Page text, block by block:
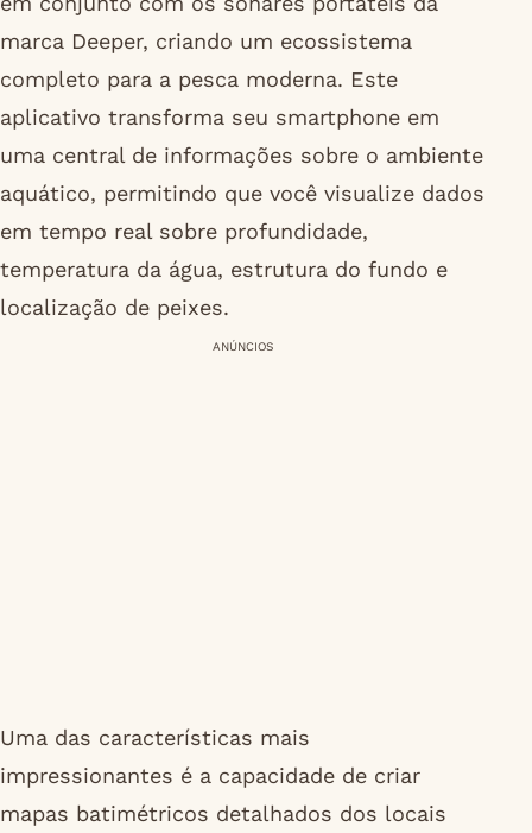
marca Deeper, criando um ecossistema
completo para a pesca moderna. Este
aplicativo transforma seu smartphone em
uma central de informações sobre o ambiente
aquático, permitindo que você visualize dados
em tempo real sobre profundidade,
temperatura da água, estrutura do fundo e
localização de peixes.
ANÚNCIOS
Uma das características mais
impressionantes é a capacidade de criar
mapas batimétricos detalhados dos locais